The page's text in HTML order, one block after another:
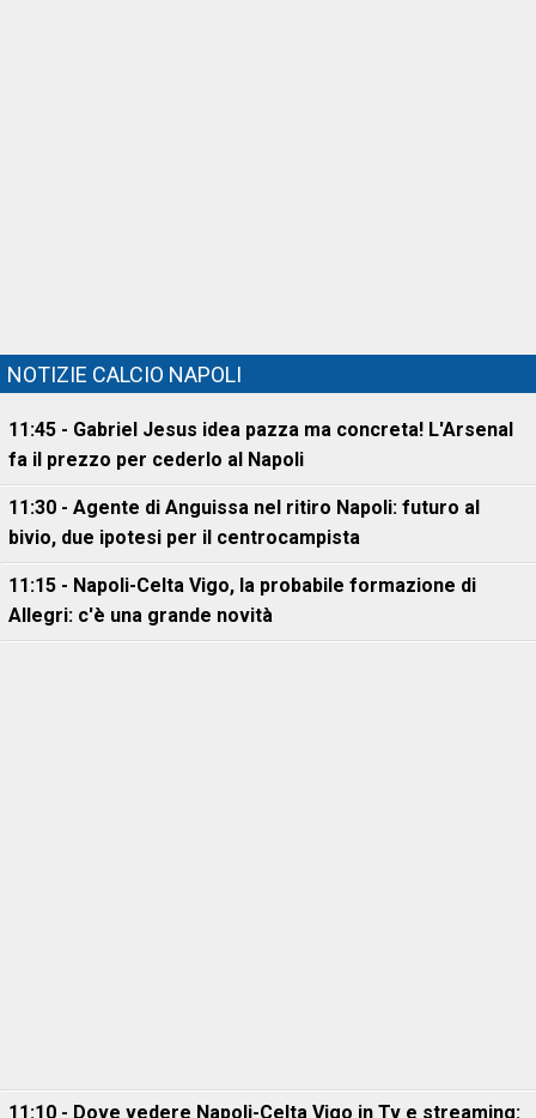
NOTIZIE CALCIO NAPOLI
11:45 - Gabriel Jesus idea pazza ma concreta! L'Arsenal
fa il prezzo per cederlo al Napoli
11:30 - Agente di Anguissa nel ritiro Napoli: futuro al
bivio, due ipotesi per il centrocampista
11:15 - Napoli-Celta Vigo, la probabile formazione di
Allegri: c'è una grande novità
11:10 - Dove vedere Napoli-Celta Vigo in Tv e streaming: